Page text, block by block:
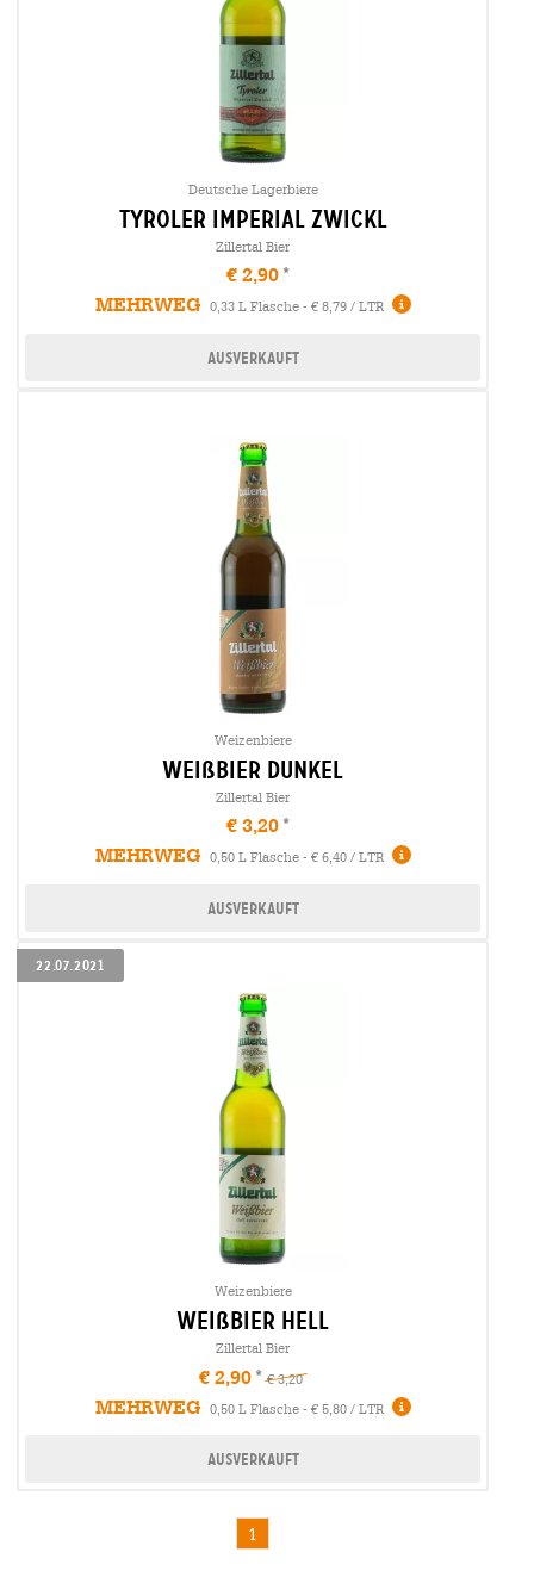
Deutsche Lagerbiere
tyroler imperial zwickl
Zillertal Bier
€ 2,90
MEHRWEG
0,33 L Flasche - € 8,79 / LTR
Ausverkauft
Weizenbiere
weißbier dunkel
Zillertal Bier
€ 3,20
MEHRWEG
0,50 L Flasche - € 6,40 / LTR
Ausverkauft
22.07.2021
Weizenbiere
weißbier hell
Zillertal Bier
€ 2,90 € 3,20
MEHRWEG 0,50 L Flasche - € 5,80 / LTR
Ausverkauft
1